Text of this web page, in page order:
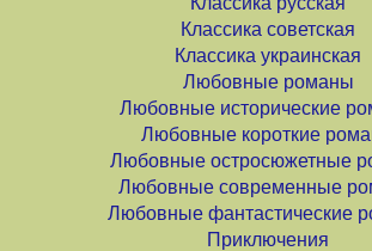
Классика советская
Классика украинская
Любовные романы
Любовные исторические
Любовные короткие
Любовные остросюжетные
Любовные современные
Любовные фантастические
Приключения